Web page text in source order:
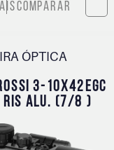
Comparar
ÓPTICA
3-10X42EGC
RIS ALU. (7/8 )